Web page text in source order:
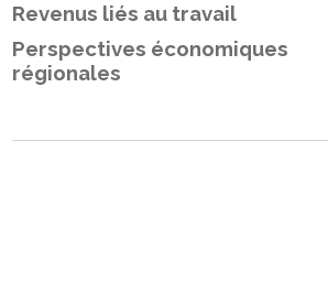
Revenus liés au travail
Perspectives économiques
régionales